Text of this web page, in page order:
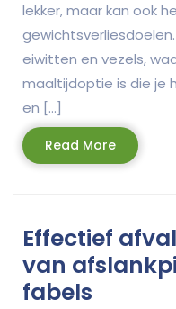
lekker, maar kan ook
eiwitten en vezels,
maaltijdoptie is die je
en […]
Read MoreRead
More
Effectief
van
fabels